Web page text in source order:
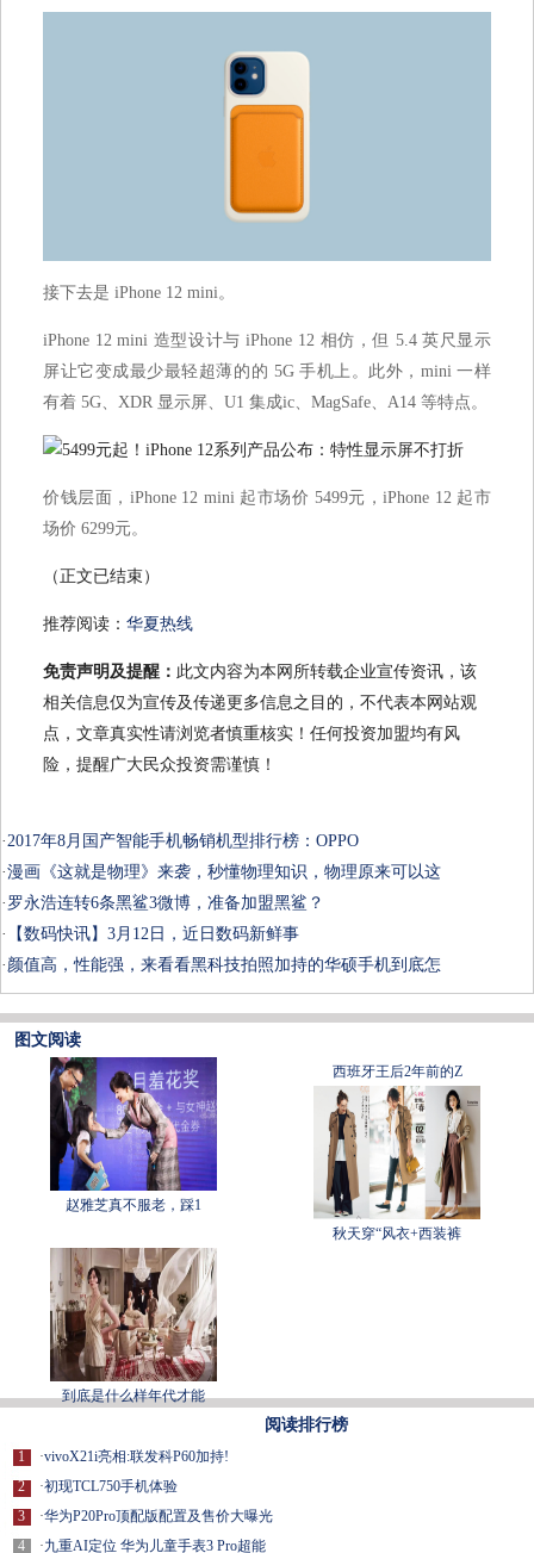
接下去是 iPhone 12 mini。
iPhone 12 mini 造型设计与 iPhone 12 相仿，但 5.4 英尺显示
屏让它变成最少最轻超薄的的 5G 手机上。此外，mini 一样
有着 5G、XDR 显示屏、U1 集成ic、MagSafe、A14 等特点。
价钱层面，iPhone 12 mini 起市场价 5499元，iPhone 12 起市
场价 6299元。
（正文已结束）
推荐阅读： 华夏热线
免责声明及提醒： 此文内容为本网所转载企业宣传资讯，该
相关信息仅为宣传及传递更多信息之目的，不代表本网站观
点，文章真实性请浏览者慎重核实！任何投资加盟均有风
险，提醒广大民众投资需谨慎！
· 2017年8月国产智能手机畅销机型排行榜：OPPO
·漫画《这就是物理》来袭，秒懂物理知识，物理原来可以这
· 罗永浩连转6条黑鲨3微博，准备加盟黑鲨？
·
【数码快讯】3月12日，近日数码新鲜事
· 颜值高，性能强，来看看黑科技拍照加持的华硕手机到底怎
图文阅读
赵雅芝真不服老，踩1
西班牙王后2年前的Z
秋天穿“风衣+西装裤
到底是什么样年代才能
阅读排行榜
1
2
3
4
·vivoX21i亮相:联发科P60加持!
·初现TCL750手机体验
·华为P20Pro顶配版配置及售价大曝光
·九重AI定位 华为儿童手表3 Pro超能